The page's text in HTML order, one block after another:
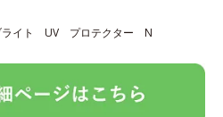
ライト UV プロテクター N